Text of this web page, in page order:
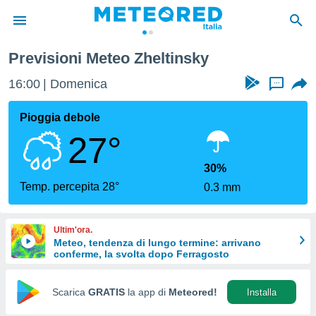
di
per
le
di
Web
Previsioni Meteo Zheltinsky
16:00 Domenica ...
Pioggia debole
27°
Temp. percepita 28°
30%
0.3 mm
Ultim'ora.
Meteo, tendenza di lungo termine: arrivano
conferme, la svolta dopo Ferragosto
Scarica GRATIS la app di Meteored! Installa